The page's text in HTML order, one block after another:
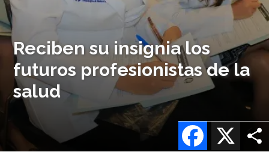
Reciben su insignia los
futuros profesionistas de la
salud
X
Facebook